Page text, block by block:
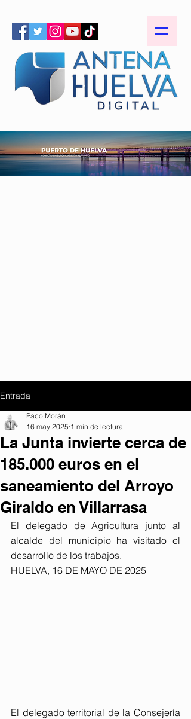
Entrada
La Junta invierte cerca de
185.000 euros en el
saneamiento del Arroyo
Giraldo en Villarrasa
Paco Morán
16 may 2025 1 min de lectura
El delegado de Agricultura junto al
alcalde del municipio ha visitado el
desarrollo de los trabajos.
HUELVA, 16 DE MAYO DE 2025
El delegado territorial de la Consejería